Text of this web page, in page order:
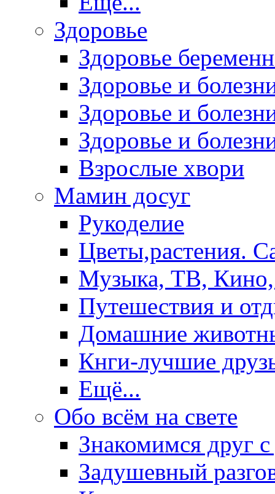
Здоровье
Здоровье
Здоровье и
Здоровье и
Здоровье и
Взрослые хвори
Мамин досуг
Рукоделие
Цветы,растения.
Музыка, ТВ,
Путешествия и
Домашние
Кнги-лучшие
Ещё...
Обо всём на свете
Знакомимся друг
Задушевный